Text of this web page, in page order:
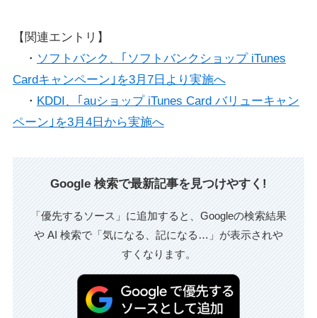
【関連エントリ】
・ ソフトバンク、｢ソフトバンクショップ iTunes
Cardキャンペーン｣を3月7日より実施へ
・ KDDI、｢auショップ iTunes Card バリューキャン
ペーン｣を3月4日から実施へ
Google 検索で最新記事を見つけやすく!
「優先するソース」に追加すると、Googleの検索結果
や AI 検索で「気になる、記になる…」が表示されや
すくなります。